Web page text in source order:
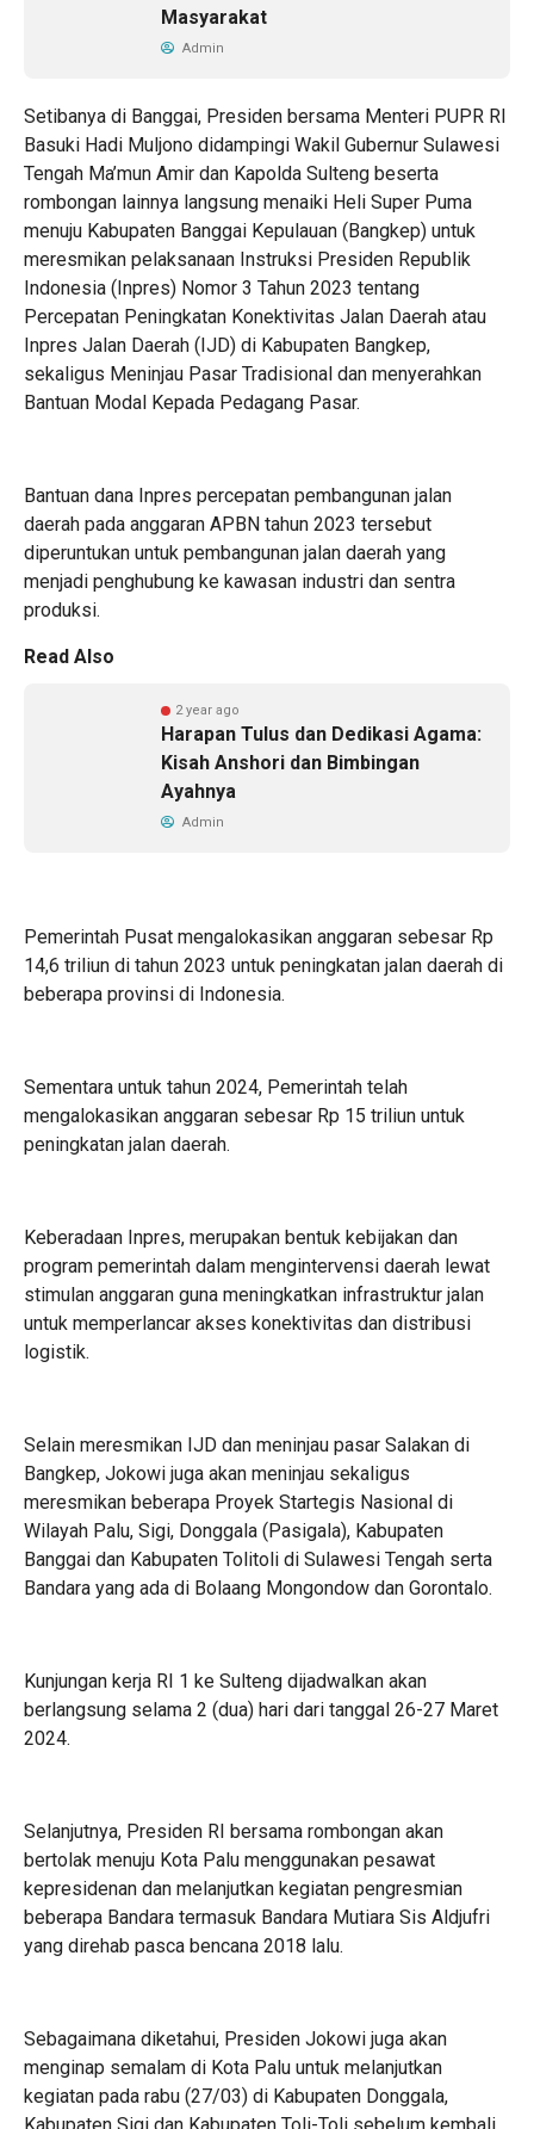
Masyarakat
Admin
Setibanya di Banggai, Presiden bersama Menteri PUPR RI
Basuki Hadi Muljono didampingi Wakil Gubernur Sulawesi
Tengah Ma’mun Amir dan Kapolda Sulteng beserta
rombongan lainnya langsung menaiki Heli Super Puma
menuju Kabupaten Banggai Kepulauan (Bangkep) untuk
meresmikan pelaksanaan Instruksi Presiden Republik
Indonesia (Inpres) Nomor 3 Tahun 2023 tentang
Percepatan Peningkatan Konektivitas Jalan Daerah atau
Inpres Jalan Daerah (IJD) di Kabupaten Bangkep,
sekaligus Meninjau Pasar Tradisional dan menyerahkan
Bantuan Modal Kepada Pedagang Pasar.
Bantuan dana Inpres percepatan pembangunan jalan
daerah pada anggaran APBN tahun 2023 tersebut
diperuntukan untuk pembangunan jalan daerah yang
menjadi penghubung ke kawasan industri dan sentra
produksi.
Read Also
2 year ago
Harapan Tulus dan Dedikasi Agama:
Kisah Anshori dan Bimbingan
Ayahnya
Admin
Pemerintah Pusat mengalokasikan anggaran sebesar Rp
14,6 triliun di tahun 2023 untuk peningkatan jalan daerah di
beberapa provinsi di Indonesia.
Sementara untuk tahun 2024, Pemerintah telah
mengalokasikan anggaran sebesar Rp 15 triliun untuk
peningkatan jalan daerah.
Keberadaan Inpres, merupakan bentuk kebijakan dan
program pemerintah dalam mengintervensi daerah lewat
stimulan anggaran guna meningkatkan infrastruktur jalan
untuk memperlancar akses konektivitas dan distribusi
logistik.
Selain meresmikan IJD dan meninjau pasar Salakan di
Bangkep, Jokowi juga akan meninjau sekaligus
meresmikan beberapa Proyek Startegis Nasional di
Wilayah Palu, Sigi, Donggala (Pasigala), Kabupaten
Banggai dan Kabupaten Tolitoli di Sulawesi Tengah serta
Bandara yang ada di Bolaang Mongondow dan Gorontalo.
Kunjungan kerja RI 1 ke Sulteng dijadwalkan akan
berlangsung selama 2 (dua) hari dari tanggal 26-27 Maret
2024.
Selanjutnya, Presiden RI bersama rombongan akan
bertolak menuju Kota Palu menggunakan pesawat
kepresidenan dan melanjutkan kegiatan pengresmian
beberapa Bandara termasuk Bandara Mutiara Sis Aldjufri
yang direhab pasca bencana 2018 lalu.
Sebagaimana diketahui, Presiden Jokowi juga akan
menginap semalam di Kota Palu untuk melanjutkan
kegiatan pada rabu (27/03) di Kabupaten Donggala,